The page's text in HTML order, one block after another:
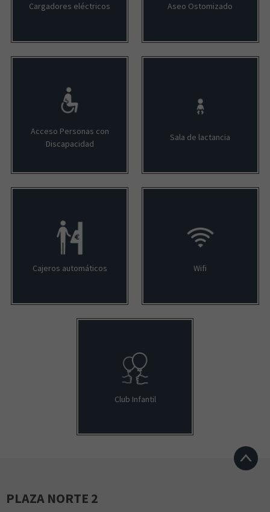
Cargadores eléctricos Aseo Ostomizado
Acceso Personas con
Discapacidad
Sala de lactancia
Cajeros automáticos Wifi
Club Infantil
PLAZA NORTE 2